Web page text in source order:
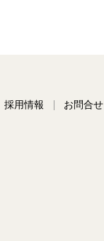
採用情報 お問合せ